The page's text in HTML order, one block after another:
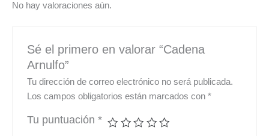
No hay valoraciones aún.
Sé el primero en valorar “Cadena
Arnulfo”
Tu dirección de correo electrónico no será publicada.
Los campos obligatorios están marcados con*
Tu puntuación*